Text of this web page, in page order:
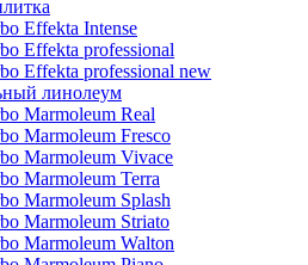
Effekta Intense
Effekta professional
Effekta professional new
линолеум
Marmoleum Real
Marmoleum Fresco
Marmoleum Vivace
Marmoleum Terra
Marmoleum Splash
Marmoleum Striato
Marmoleum Walton